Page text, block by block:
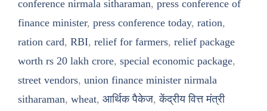
conference nirmala sitharaman, press conference of
finance minister, press conference today, ration,
ration card, RBI, relief for farmers, relief package
worth rs 20 lakh crore, special economic package,
street vendors, union finance minister nirmala
sitharaman, wheat, आर्थिक पैकेज,केंद्रीय वित्त मंत्री